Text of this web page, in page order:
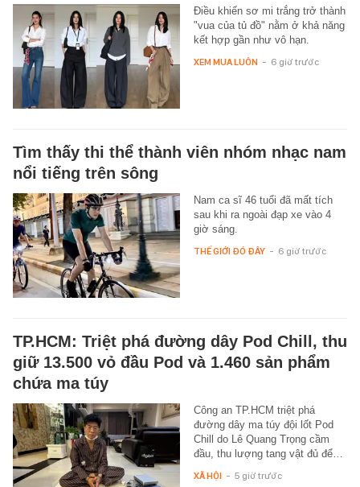
Điều khiến sơ mi trắng trở thành
"vua của tủ đồ" nằm ở khả năng
kết hợp gần như vô hạn.
XEM MUA LUÔN - 6 giờ trước
Tìm thấy thi thể thành viên nhóm nhạc nam
nổi tiếng trên sông
Nam ca sĩ 46 tuổi đã mất tích
sau khi ra ngoài đạp xe vào 4
giờ sáng.
THẾ GIỚI ĐÓ ĐÂY - 6 giờ trước
TP.HCM: Triệt phá đường dây Pod Chill, thu
giữ 13.500 vỏ đầu Pod và 1.460 sản phẩm
chứa ma túy
Công an TP.HCM triệt phá
đường dây ma túy đội lốt Pod
Chill do Lê Quang Trọng cầm
đầu, thu lượng tang vật đủ để…
XÃ HỘI - 5 giờ trước